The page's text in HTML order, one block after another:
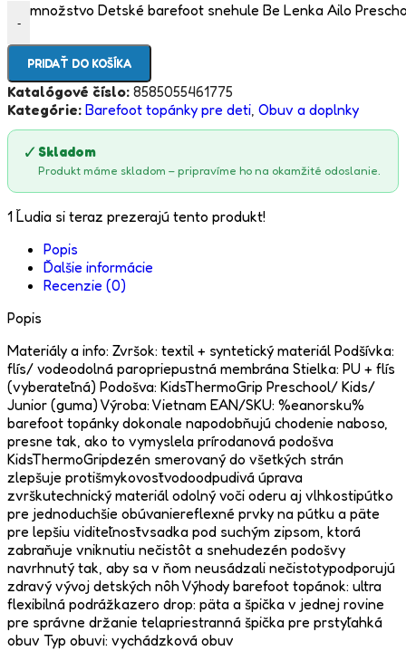
-
množstvo Detské barefoot snehule Be Lenka Ailo
PRIDAŤ DO KOŠÍKA
Katalógové číslo: 8585055461775
Kategórie: Barefoot topánky pre deti, Obuv a doplnky
✓ Skladom
Produkt máme skladom – pripravíme ho na okamžité odoslanie.
1 Ľudia si teraz prezerajú tento produkt!
Popis
Ďalšie informácie
Recenzie (0)
Popis
Materiály a info: Zvršok: textil + syntetický materiál Podšívka:
flís/ vodeodolná paropriepustná membrána Stielka: PU + flís
(vyberateľná) Podošva: KidsThermoGrip Preschool/ Kids/
Junior (guma) Výroba: Vietnam EAN/SKU: %eanorsku%
barefoot topánky dokonale napodobňujú chodenie naboso,
presne tak, ako to vymyslela prírodanová podošva
KidsThermoGripdezén smerovaný do všetkých strán
zlepšuje protišmykovosťvodoodpudivá úprava
zvrškutechnický materiál odolný voči oderu aj vlhkostipútko
pre jednoduchšie obúvaniereflexné prvky na pútku a päte
pre lepšiu viditeľnosťvsadka pod suchým zipsom, ktorá
zabraňuje vniknutiu nečistôt a snehudezén podošvy
navrhnutý tak, aby sa v ňom neusádzali nečistotypodporujú
zdravý vývoj detských nôh Výhody barefoot topánok: ultra
flexibilná podrážkazero drop: päta a špička v jednej rovine
pre správne držanie telapriestranná špička pre prstyľahká
obuv Typ obuvi: vychádzková obuv